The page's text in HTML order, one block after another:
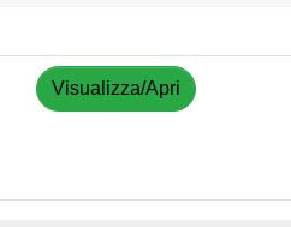
Visualizza/Apri